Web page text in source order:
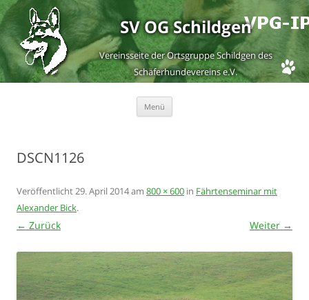
SV OG Schildgen
Vereinsseite der Ortsgruppe Schildgen des
Schäferhundevereins e.V.
Menü
DSCN1126
Veröffentlicht29. April 2014am 800 × 600 in Fährtenseminar mit
Alexander Bick.
← Zurück Weiter →